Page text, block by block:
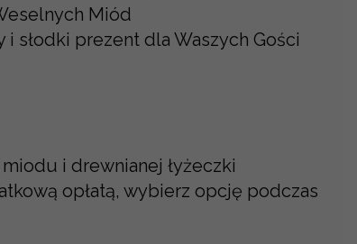
Miód
i słodki prezent dla Waszych Gości
i drewnianej łyżeczki
opłatą, wybierz opcję podczas